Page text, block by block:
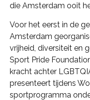
die Amsterdam ooit
Voor het eerst in de
Amsterdam
vrijheid, diversiteit en
Sport Pride
kracht achter
presenteert tijdens
sportprogramma